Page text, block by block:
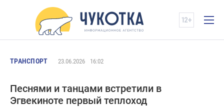
ТРАНСПОРТ 23.06.2026 16:02
Песнями и танцами встретили в
Эгвекиноте первый теплоход